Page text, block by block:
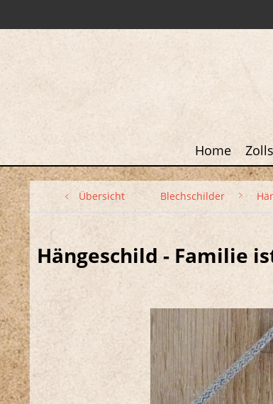
Home
Übersicht Blechschilder
Hängeschild - Familie